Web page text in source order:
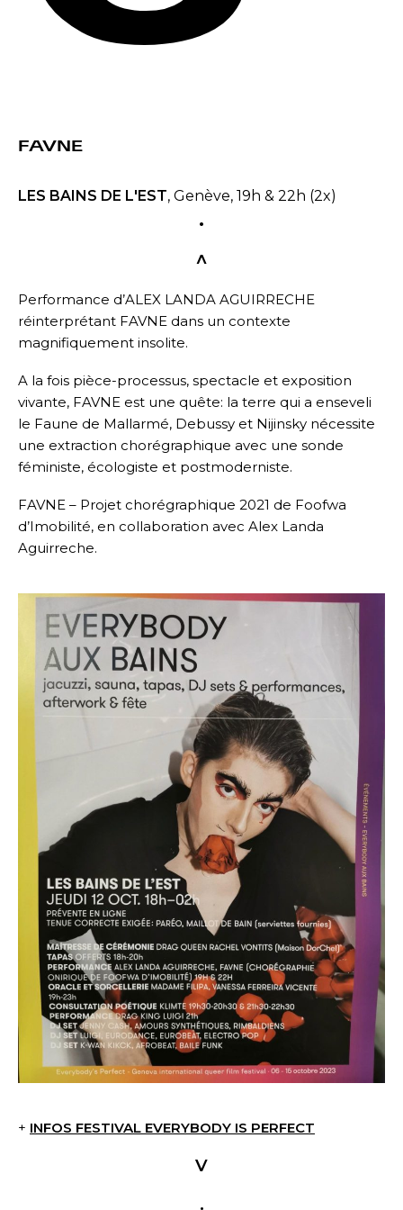
FAVNE
LES BAINS DE L'EST, Genève, 19h & 22h (2x)
.
^
Performance d’ALEX LANDA AGUIRRECHE
réinterprétant FAVNE dans un contexte
magnifiquement insolite.
A la fois pièce-processus, spectacle et exposition
vivante, FAVNE est une quête: la terre qui a enseveli
le Faune de Mallarmé, Debussy et Nijinsky nécessite
une extraction chorégraphique avec une sonde
féministe, écologiste et postmoderniste.
FAVNE – Projet chorégraphique 2021 de Foofwa
d’Imobilité, en collaboration avec Alex Landa
Aguirreche.
+ INFOS FESTIVAL EVERYBODY IS PERFECT
V
.